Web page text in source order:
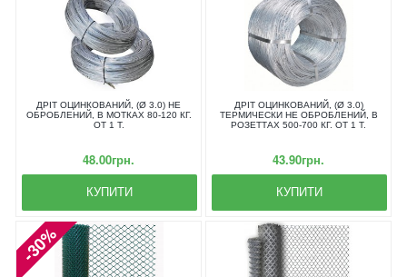
ДРІТ ОЦИНКОВАНИЙ, (Ø 3.0) НЕ
ОБРОБЛЕНИЙ, В МОТКАХ 80-120 КГ.
ОТ 1 Т.
48.00грн.
КУПИТИ
ДРІТ ОЦИНКОВАНИЙ, (Ø 3.0)
ТЕРМИЧЕСКИ НЕ ОБРОБЛЕНИЙ, В
РОЗЕТТАХ 500-700 КГ. ОТ 1 Т.
43.90грн.
КУПИТИ
-30%